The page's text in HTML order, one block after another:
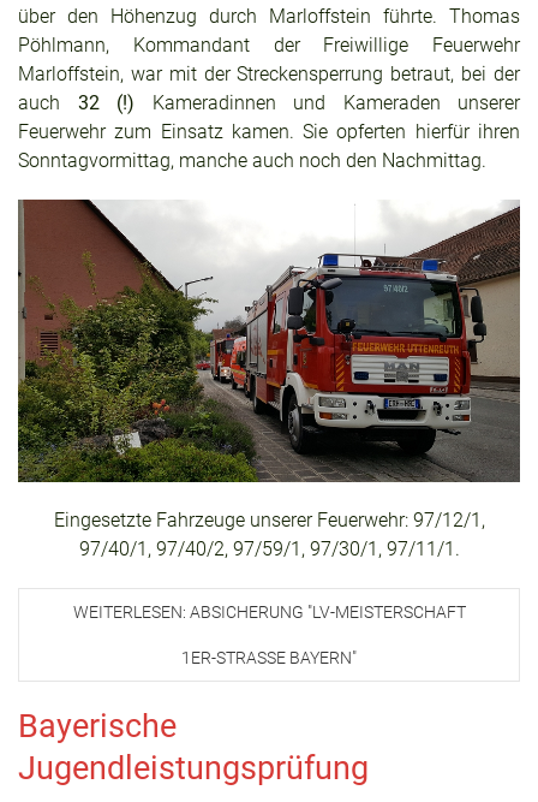
über den Höhenzug durch Marloffstein führte. Thomas
Pöhlmann, Kommandant der Freiwillige Feuerwehr
Marloffstein, war mit der Streckensperrung betraut, bei der
auch 32 (!) Kameradinnen und Kameraden unserer
Feuerwehr zum Einsatz kamen. Sie opferten hierfür ihren
Sonntagvormittag, manche auch noch den Nachmittag.
Eingesetzte Fahrzeuge unserer Feuerwehr: 97/12/1,
97/40/1, 97/40/2, 97/59/1, 97/30/1, 97/11/1.
WEITERLESEN: ABSICHERUNG "LV-MEISTERSCHAFT
1ER-STRASSE BAYERN"
Bayerische
Jugendleistungsprüfung